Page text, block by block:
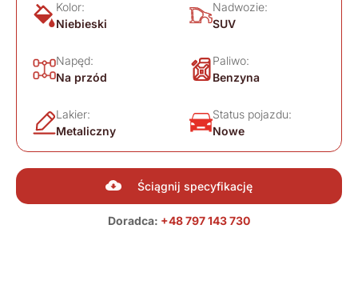
Kolor:
Niebieski
Nadwozie:
SUV
Napęd:
Na przód
Paliwo:
Benzyna
Lakier:
Metaliczny
Status pojazdu:
Nowe
Ściągnij specyfikację
Doradca: +48 797 143 730